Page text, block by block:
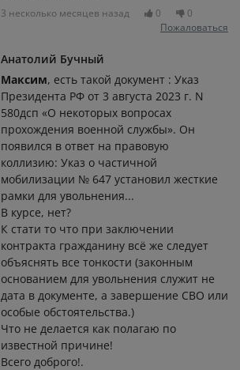
3 несколько месяцев назад 0
0
Пожаловаться
Анатолий Бучный
Максим, есть такой документ : Указ
Президента РФ от 3 августа 2023 г. N
580дсп «О некоторых вопросах
прохождения военной службы». Он
появился в ответ на правовую
коллизию: Указ о частичной
мобилизации № 647 установил жесткие
рамки для увольнения...
В курсе, нет?
К стати то что при заключении
контракта гражданину всё же следует
объяснять все тонкости (законным
основанием для увольнения служит не
дата в документе, а завершение СВО или
особые обстоятельства.)
Что не делается как полагаю по
известной причине!
Всего доброго!.